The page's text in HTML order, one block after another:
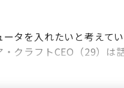
ータを入れたいと考えて
クラフトCEO（29）は話